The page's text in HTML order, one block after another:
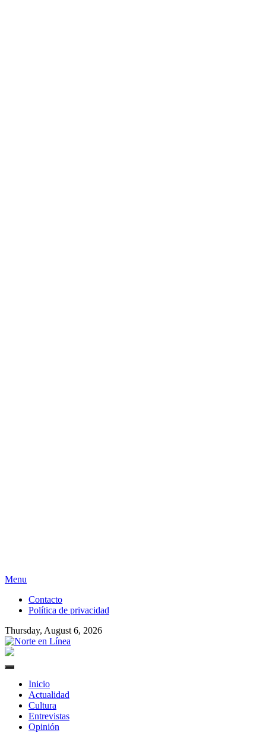
Skip
content
Menu
Contacto
Política de privacidad
Thursday, August 6, 2026
Primary
Inicio
Actualidad
Cultura
Entrevistas
Opinión